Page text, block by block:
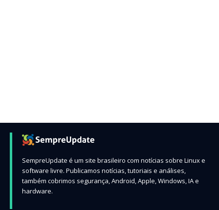
SempreUpdate é um site brasileiro com notícias sobre Linux e
software livre. Publicamos notícias, tutoriais e análises,
também cobrimos segurança, Android, Apple, Windows, IA e
hardware.